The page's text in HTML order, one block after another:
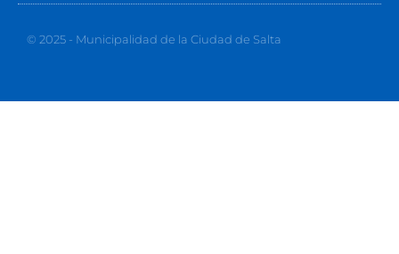
© 2025 - Municipalidad de la Ciudad de Salta